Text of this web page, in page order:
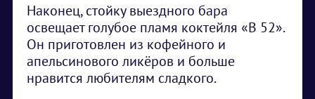
Наконец, стойку выездного бара
освещает голубое пламя коктейля «В 52».
Он приготовлен из кофейного и
апельсинового ликёров и больше
нравится любителям сладкого.